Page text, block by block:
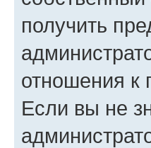
получить
отношения к
Если вы не